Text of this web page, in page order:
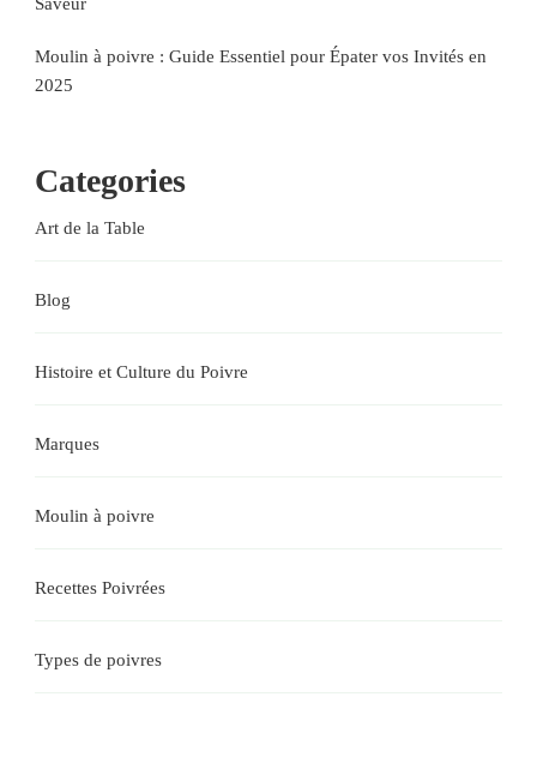
Moulin à poivre : Guide Essentiel pour Épater vos Invités en
2025
Categories
Art de la Table
Blog
Histoire et Culture du Poivre
Marques
Moulin à poivre
Recettes Poivrées
Types de poivres